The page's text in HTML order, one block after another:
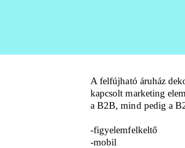
A felfújható áruház
kapcsolt marketing
a B2B, mind pedig a
-figyelemfelkeltő
-mobil